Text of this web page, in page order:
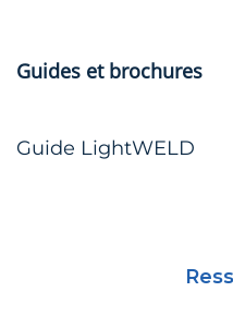
Guides et brochures
Guide LightWELD